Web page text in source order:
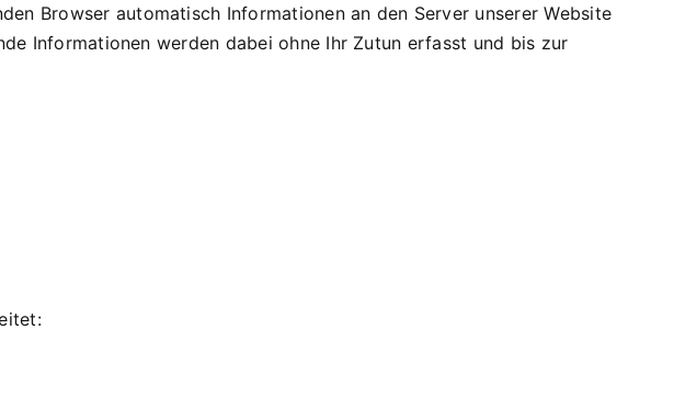
Browser automatisch Informationen an den Server unserer Website
Informationen werden dabei ohne Ihr Zutun erfasst und bis zur